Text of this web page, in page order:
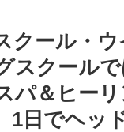
クール・ウ
スクール
パ＆ヒーリ
1日でヘッ